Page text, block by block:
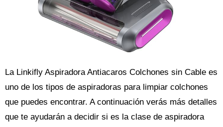
La Linkifly Aspiradora Antiacaros Colchones sin Cable es
uno de los tipos de aspiradoras para limpiar colchones
que puedes encontrar. A continuación verás más detalles
que te ayudarán a decidir si es la clase de aspiradora